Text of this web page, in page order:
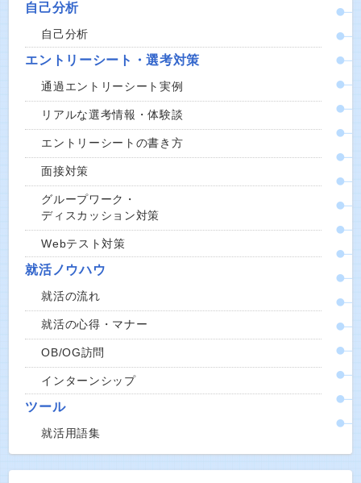
自己分析
自己分析
エントリーシート・選考対策
通過エントリーシート実例
リアルな選考情報・体験談
エントリーシートの書き方
面接対策
グループワーク・
ディスカッション対策
Webテスト対策
就活ノウハウ
就活の流れ
就活の心得・マナー
OB/OG訪問
インターンシップ
ツール
就活用語集